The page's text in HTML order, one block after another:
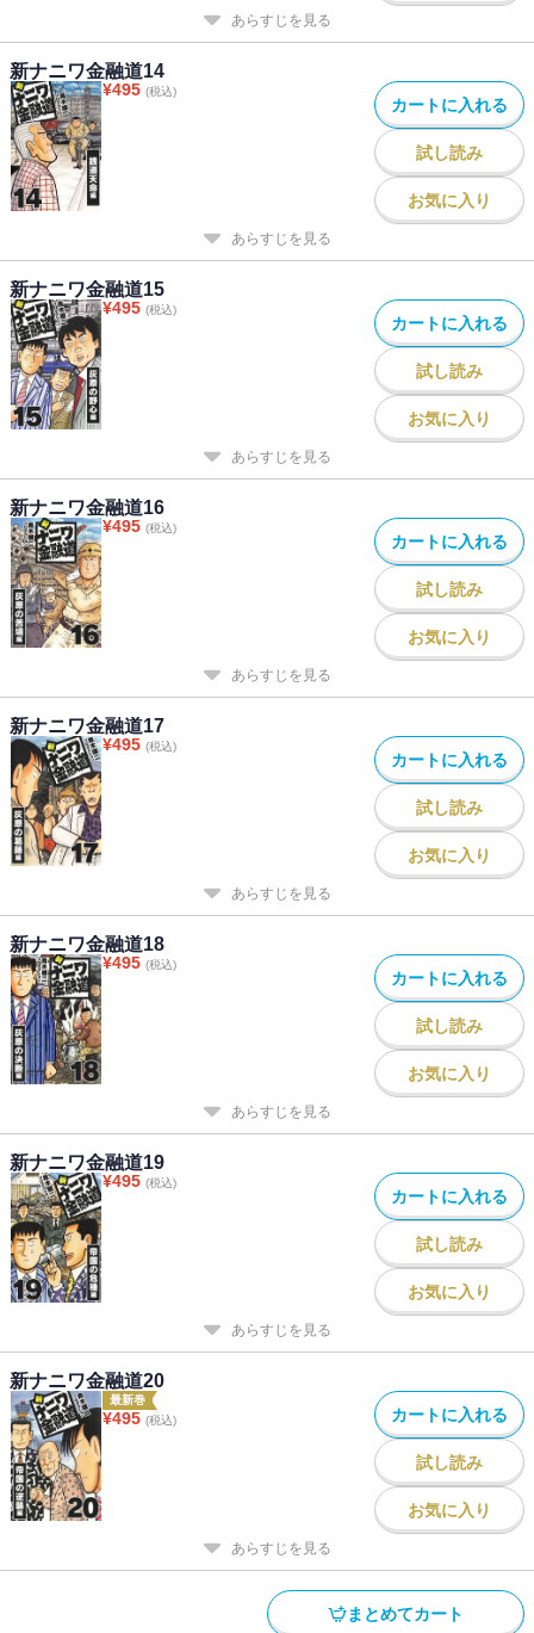
あらすじを見る
新ナニワ金融道14
¥495 (税込)
カートに入れる
試し読み
お気に入り
あらすじを見る
新ナニワ金融道15
¥495 (税込)
カートに入れる
試し読み
お気に入り
あらすじを見る
新ナニワ金融道16
¥495 (税込)
カートに入れる
試し読み
お気に入り
あらすじを見る
新ナニワ金融道17
¥495 (税込)
カートに入れる
試し読み
お気に入り
あらすじを見る
新ナニワ金融道18
¥495 (税込)
カートに入れる
試し読み
お気に入り
あらすじを見る
新ナニワ金融道19
¥495 (税込)
カートに入れる
試し読み
お気に入り
あらすじを見る
新ナニワ金融道20
最新巻
¥495 (税込) カートに入れる
試し読み
お気に入り
あらすじを見る
まとめてカート